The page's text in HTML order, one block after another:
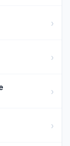
›
›
›
›